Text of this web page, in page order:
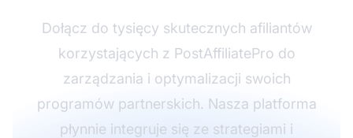
Dołącz do tysięcy skutecznych afiliantów
korzystających z PostAffiliatePro do
zarządzania i optymalizacji swoich
programów partnerskich. Nasza platforma
płynnie integruje się ze strategiami i